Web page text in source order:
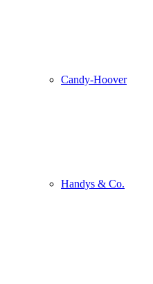
Candy-Hoover
Handys & Co.